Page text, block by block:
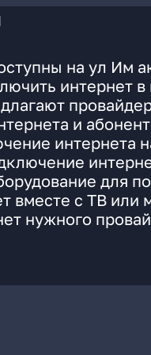
на ул Им
интернет
и
интернета
для
вместе с ТВ или
нужного